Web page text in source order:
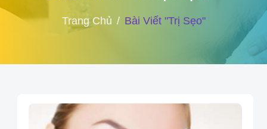
Trang Chủ Bài Viết "trị Sẹo"